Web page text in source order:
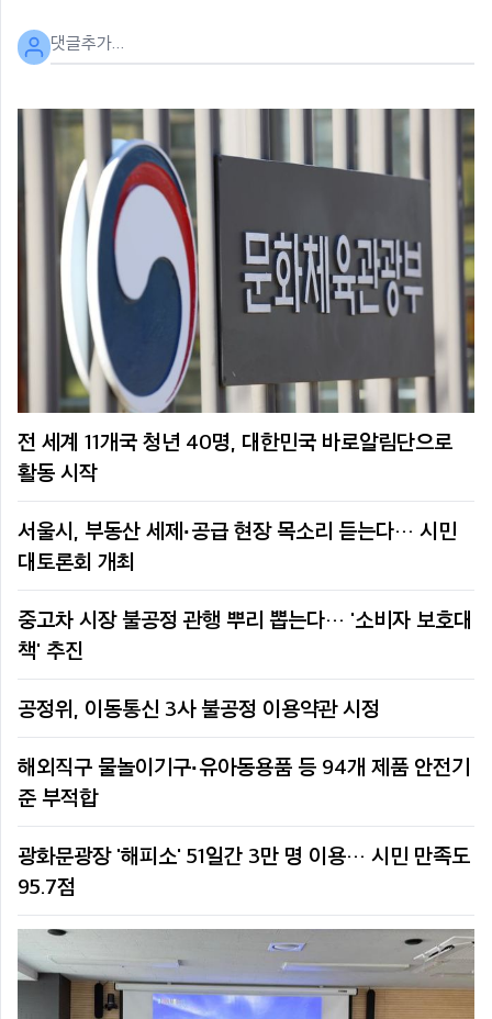
전 세계 11개국 청년 40명, 대한민국 바로알림단으로
활동 시작
서울시, 부동산 세제·공급 현장 목소리 듣는다… 시민
대토론회 개최
중고차 시장 불공정 관행 뿌리 뽑는다… '소비자 보호대
책' 추진
공정위, 이동통신 3사 불공정 이용약관 시정
해외직구 물놀이기구·유아동용품 등 94개 제품 안전기
준 부적합
광화문광장 '해피소' 51일간 3만 명 이용… 시민 만족도
95.7점